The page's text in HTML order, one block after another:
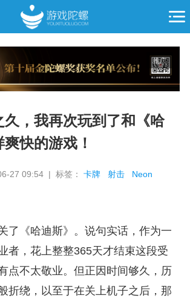
推广
久，我再次玩到了和《哈
快的游戏！
27 09:54 | 标签：卡牌 射击 Neon
了《哈迪斯》。说句实话，作为一
者，花上整整365天才结束这段受
点不太敬业。但正因时间够久，历
折绕，以至于在关上机子之后，那